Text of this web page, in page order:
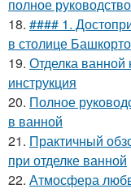
полное руководство
18. #### 1.
в столице
19. Отделка
инструкция
20. Полное
в ванной
21. Практичный
при отделке ванной
22. Атмосфера